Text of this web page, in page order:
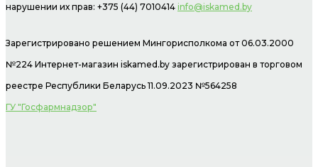
нарушении их прав: +375 (44) 7010414 info@iskamed.by
Зарегистрировано решением Мингорисполкома от 06.03.2000
№224 Интернет-магазин iskamed.by зарегистрирован в торговом
реестре Республики Беларусь 11.09.2023 №564258
ГУ "Госфармнадзор"